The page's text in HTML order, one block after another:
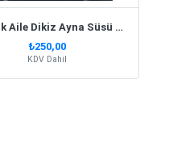
4 Kişilik Aile Dikiz Ayna Süsü Kişiye Özel
₺250,00
KDV Dahil